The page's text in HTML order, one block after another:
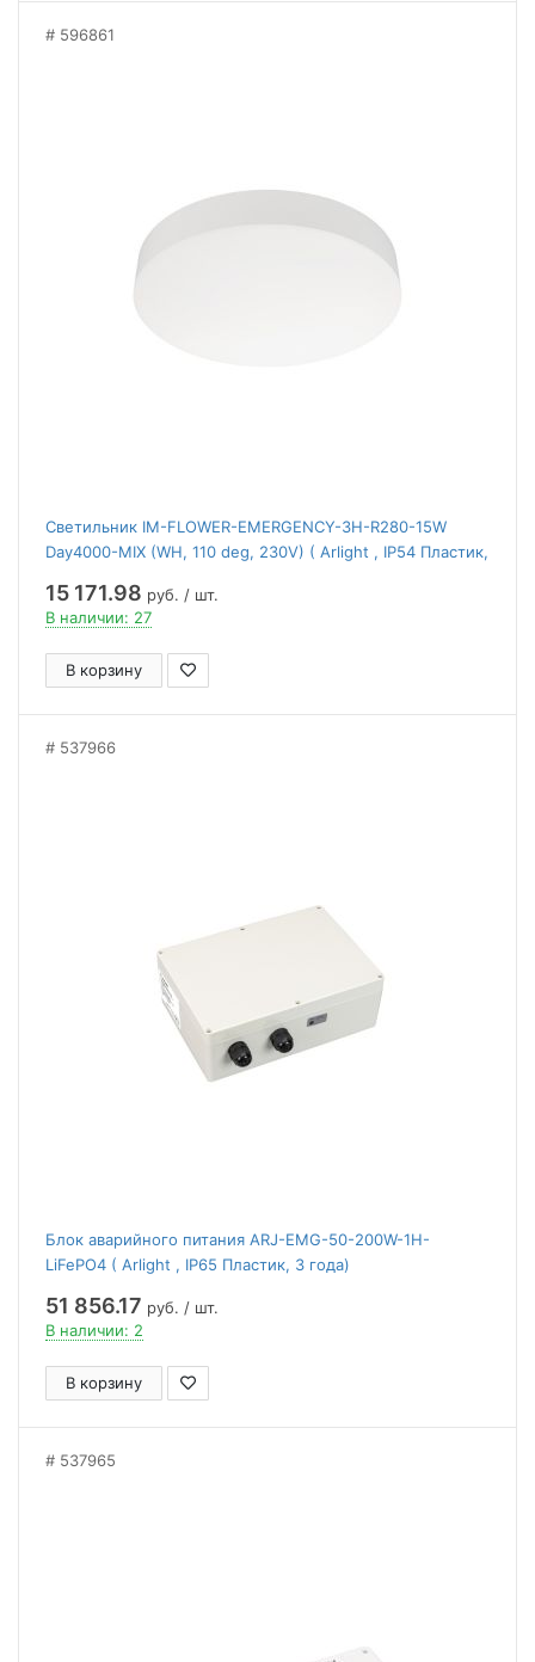
596861
Светильник IM-FLOWER-EMERGENCY-3H-R280-15W
Day4000-MIX (WH, 110 deg, 230V) ( Arlight , IP54 Пластик,
15 171.98 руб. / шт.
В наличии: 27
В корзину
537966
Блок аварийного питания ARJ-EMG-50-200W-1H-
LiFePO4 ( Arlight , IP65 Пластик, 3 года)
51 856.17 руб. / шт.
В наличии: 2
В корзину
537965